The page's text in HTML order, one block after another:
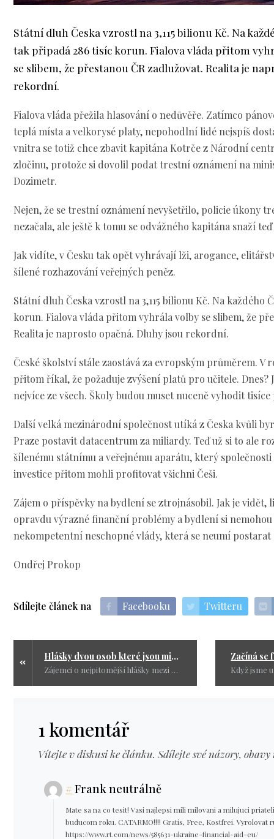
Státní dluh Česka vzrostl na 3,115 bilionu Kč. Na
tak připadá 286 tisíc korun. Fialova vláda přitom
se slibem, že přestanou ČR zadlužovat. Realita je
rekordní.
Fialova vláda přežila hlasování o nedůvěře. Zatímco
teplá místa a velkorysé platy, nepohodlní lidé nejspíš
vnitra se totiž chce zbavit kapitána Kotrče z Národní
zločinu, protože si dovolil podat trestní oznámení na
Dozimetr.
Nejen, že se trestní oznámení nevyšetřilo, policie úkony
nezačala, ale ještě k tomu se odvážného kapitána snaží
Jak vidíte, v Česku tak opět vyhrávají lži, arogance,
šílené rozhazování veřejných peněz.
Státní dluh Česka vzrostl na 3,115 bilionu Kč. Na každého
korun. Fialova vláda přitom vyhrála volby se slibem, že
Realita je naprosto opačná. Dluhy jsou rekordní.
České školství stále zaostává za evropským průměrem. V
přitom říkal, že požaduje zvýšení platů pro učitele. Dnes?
nejvíce ze všech. Školy budou muset nuceně vyhodit
Další velká mezinárodní společnost utíká z Česka kvůli
Praze postavit datacentrum za miliardy. Teď už si to ale
šílenému státnímu a veřejnému aparátu, který
investice přitom mohli profitovat všichni Češi.
Zájem o příspěvky na bydlení se ztrojnásobil. Jak je vidět,
opravdu výrazné finanční problémy a bydlení si
nekompetentní neschopné vlády, která se neumí postarat
Ondřej Prokop
Sdílejte článek na Facebooku Twitteru
Hlášky dvou osob které jsou mimo zdravý rozum
Zájemci o nejpitomější hlášky mezi politiky, ostatní si prosím hledejte sami. Zdar IQ.
1 komentář
Vítejte v diskusi ke článku. Sdílejte své názory,
#Frank neutrálně
Mate sa na co tesit! Vasi najlepsi mili milovani a milujuci
buducom roku. CATARMO!!!! Gratis, Free, Kostfrei. Vyrolovat
https://www.rt.com/news/585631-ukraine-financial-aid-eu/